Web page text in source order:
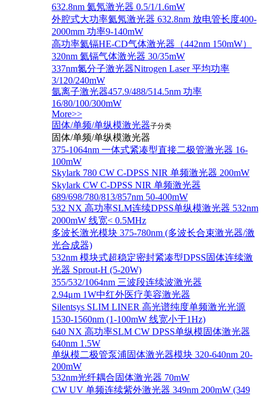
632.8nm 氦氖激光器 0.5/1/1.6mW
外腔式大功率氦氖激光器 632.8nm 放电管长度400-
2000mm 功率9-140mW
高功率氦镉HE-CD气体激光器（442nm 150mW）
320nm 氦镉气体激光器 30/35mW
337nm氮分子激光器Nitrogen Laser 平均功率
3/120/240mW
氩离子激光器457.9/488/514.5nm 功率
16/80/100/300mW
More>>
固体/单频/单纵模激光器子分类
固体/单频/单纵模激光器
375-1064nm 一体式紧凑型直接二极管激光器 16-
100mW
Skylark 780 CW C-DPSS NIR 单频激光器 200mW
Skylark CW C-DPSS NIR 单频激光器
689/698/780/813/857nm 50-400mW
532 NX 高功率SLM连续DPSS单纵模激光器 532nm
2000mW 线宽< 0.5MHz
多波长激光模块 375-780nm (多波长合束激光器/激
光合成器)
532nm 模块式超稳定密封紧凑型DPSS固体连续激
光器 Sprout-H (5-20W)
355/532/1064nm 三波段连续波激光器
2.94μm 1W中红外医疗美容激光器
Silentsys SLIM LINER 高光谱纯度单频激光光源
1530-1560nm (1-100mW 线宽小于1Hz)
640 NX 高功率SLM CW DPSS单纵模固体激光器
640nm 1.5W
单纵模二极管泵浦固体激光器模块 320-640nm 20-
200mW
532nm光纤耦合固体激光器 70mW
CW UV 单频连续紫外激光器 349nm 200mW (349